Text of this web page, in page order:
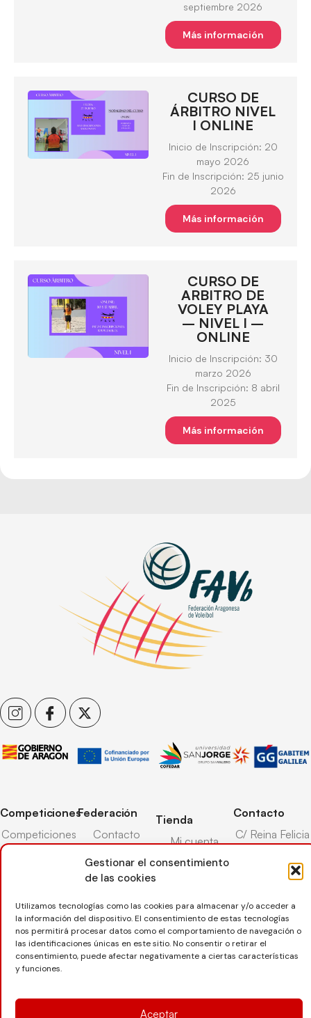
Gestionar el consentimiento
de las cookies
Utilizamos tecnologías como las cookies para almacenar y/o acceder a
la información del dispositivo. El consentimiento de estas tecnologías
nos permitirá procesar datos como el comportamiento de navegación o
las identificaciones únicas en este sitio. No consentir o retirar el
consentimiento, puede afectar negativamente a ciertas características
y funciones.
Aceptar
septiembre 2026
Más información
CURSO DE
ÁRBITRO NIVEL
I ONLINE
Inicio de Inscripción: 20
mayo 2026
Fin de Inscripción: 25 junio
2026
Más información
CURSO DE
ARBITRO DE
VOLEY PLAYA
– NIVEL I –
ONLINE
Inicio de Inscripción: 30
marzo 2026
Fin de Inscripción: 8 abril
2025
Más información
Competiciones
Competiciones
Pista
Competiciones
Nieve
Federación
Contacto
Transparencia
Árbitros
Entrenadores
Seguro
deportivo
Tienda
Mi cuenta
Carrito
Pasarela pago
Devoluciones
Contacto
C/ Reina Felicia
50-54,
50003,
Zaragoza
976 73 08 41
Desarrollado porTOOOLS